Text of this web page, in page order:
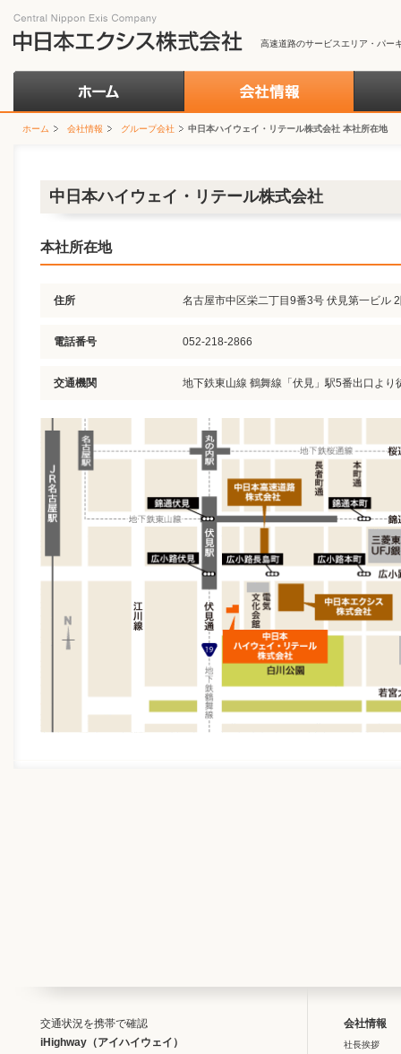
高速道路のサービスエリア・パー
ホーム 会社情報 グループ会社 中日本ハイウェイ・リテール株式会社 本社所在地
中日本ハイウェイ・リテール株式会社
本社所在地
住所 名古屋市中区栄二丁目9番3号 伏見第一ビル
電話番号 052-218-2866
交通機関 地下鉄東山線 鶴舞線「伏見」駅5番出口より
交通状況を携帯で確認
iHighway（アイハイウェイ）
会社情報
社長挨拶